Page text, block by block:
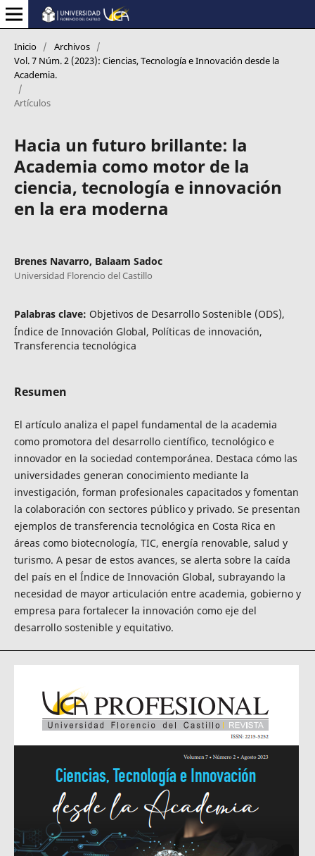
Inicio / Archivos /
Vol. 7 Núm. 2 (2023): Ciencias, Tecnología e Innovación desde la
Academia.
/
Artículos
Hacia un futuro brillante: la
Academia como motor de la
ciencia, tecnología e innovación
en la era moderna
Brenes Navarro, Balaam Sadoc
Universidad Florencio del Castillo
Palabras clave: Objetivos de Desarrollo Sostenible (ODS),
Índice de Innovación Global, Políticas de innovación,
Transferencia tecnológica
Resumen
El artículo analiza el papel fundamental de la academia
como promotora del desarrollo científico, tecnológico e
innovador en la sociedad contemporánea. Destaca cómo las
universidades generan conocimiento mediante la
investigación, forman profesionales capacitados y fomentan
la colaboración con sectores público y privado. Se presentan
ejemplos de transferencia tecnológica en Costa Rica en
áreas como biotecnología, TIC, energía renovable, salud y
turismo. A pesar de estos avances, se alerta sobre la caída
del país en el Índice de Innovación Global, subrayando la
necesidad de mayor articulación entre academia, gobierno y
empresa para fortalecer la innovación como eje del
desarrollo sostenible y equitativo.